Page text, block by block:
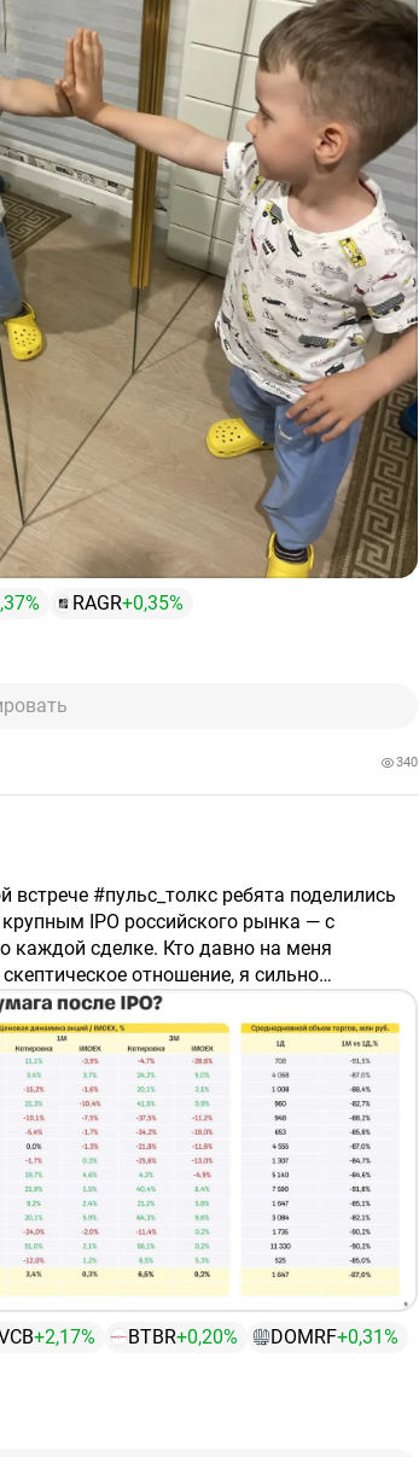
рынок щедростью, так что рассчитываю,
быстро.
взяла 39 лотов #TLCB и #ОФЗ #26233
карабкаться вверх, ближайшее
потом район 13.6
инвестиционной рекомендацией.‼️
| Подписаться $RAGR​
RAGR+0,35%
340
IPO российского рынка — с
каждой сделке. Кто давно на меня
отношение, я сильно
американских IPO. Но цифры
и все-таки потенциал заработал на таких
+2,17% BTBR+0,20% DOMRF+0,31%